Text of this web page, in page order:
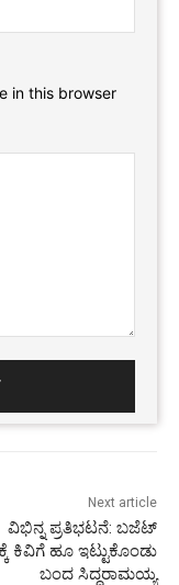
in this browser
Next article
ವಿಭಿನ್ನ ಪ್ರತಿಭಟನೆ: ಬಜೆಟ್
ಕಿವಿಗೆ ಹೂ ಇಟ್ಟುಕೊಂಡು
ಬಂದ ಸಿದ್ದರಾಮಯ್ಯ